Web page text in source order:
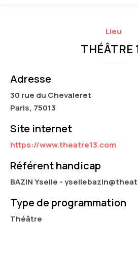
Lieu
THÉÂTRE
Adresse
30 rue du Chevaleret
Paris, 75013
Site internet
https://www.theatre13.com
Référent handicap
BAZIN Yselle -
Type de programmation
Théâtre